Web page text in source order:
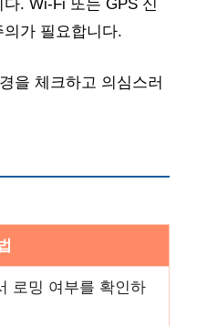
. Wi-Fi 또는 GPS 신
가 필요합니다.
을 체크하고 의심스러
로밍 여부를 확인하